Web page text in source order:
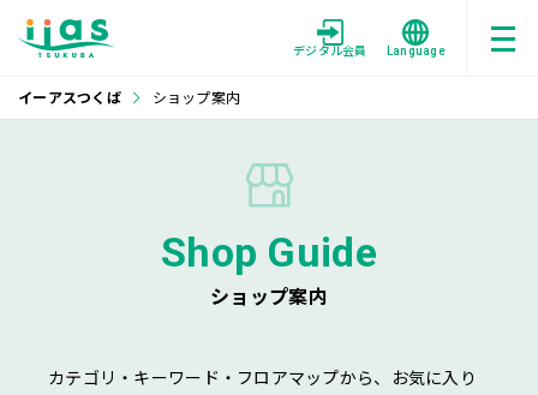
デジタル会員 Language
イーアスつくば ショップ案内
Shop Guide
ショップ案内
カテゴリ・キーワード・フロアマップから、お気に入り